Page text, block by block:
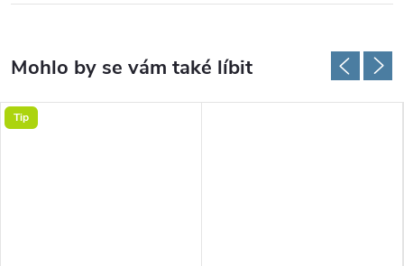
Tip